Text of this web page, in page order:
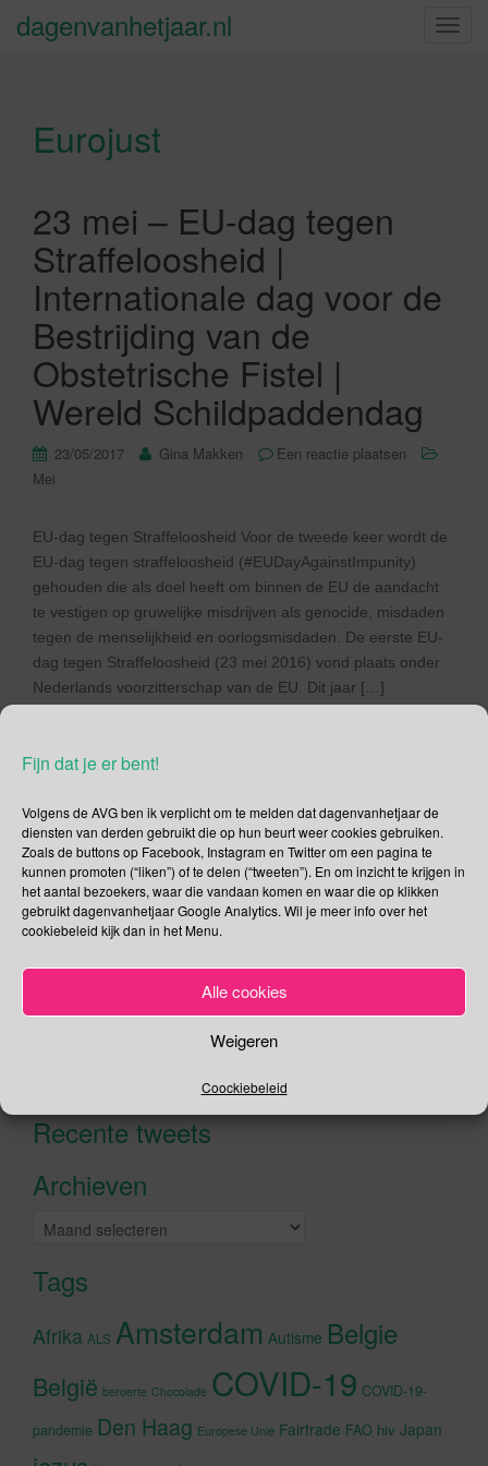
Fijn dat je er bent!
Volgens de AVG ben ik verplicht om te melden dat dagenvanhetjaar de
diensten van derden gebruikt die op hun beurt weer cookies gebruiken.
Zoals de buttons op Facebook, Instagram en Twitter om een pagina te
kunnen promoten (“liken”) of te delen (“tweeten”). En om inzicht te krijgen in
het aantal bezoekers, waar die vandaan komen en waar die op klikken
gebruikt dagenvanhetjaar Google Analytics. Wil je meer info over het
cookiebeleid kijk dan in het Menu.
Alle cookies
Weigeren
Coockiebeleid
S
dagenvanhetjaar.nl
Eurojust
23 mei – EU-dag tegen
Straffeloosheid |
Internationale dag voor de
Bestrijding van de
Obstetrische Fistel |
Wereld Schildpaddendag
23/05/2017 Gina Makken
Een reactie plaatsen
Mei
EU-dag tegen Straffeloosheid Voor de tweede keer wordt de
EU-dag tegen straffeloosheid (#EUDayAgainstImpunity)
gehouden die als doel heeft om binnen de EU de aandacht
te vestigen op gruwelijke misdrijven als genocide, misdaden
tegen de menselijkheid en oorlogsmisdaden. De eerste EU-
dag tegen Straffeloosheid (23 mei 2016) vond plaats onder
Nederlands voorzitterschap van de EU. Dit jaar […]
Social Media
Je kunt me volgen op
Recente tweetsKlik om marketing cookies te
Archieven
Archieven
Tags
Afrika ALS Amsterdam Autisme Belgie
België beroerte Chocolade COVID-19 COVID-19-
pandemie Den Haag Europese Unie Fairtrade FAO hiv Japan